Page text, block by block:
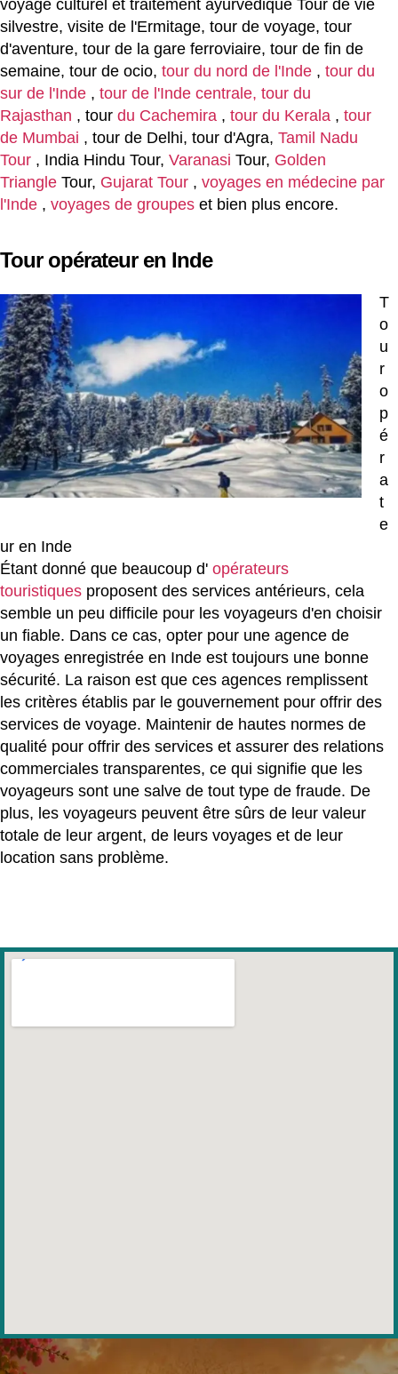
voyage culturel et traitement ayurvédique Tour de vie
silvestre, visite de l'Ermitage, tour de voyage, tour
d'aventure, tour de la gare ferroviaire, tour de fin de
semaine, tour de ocio, tour du nord de l'Inde , tour du
sur de l'Inde , tour de l'Inde centrale, tour du
Rajasthan , tour du Cachemira , tour du Kerala , tour
de Mumbai , tour de Delhi, tour d'Agra, Tamil Nadu
Tour , India Hindu Tour, Varanasi Tour, Golden
Triangle Tour, Gujarat Tour , voyages en médecine par
l'Inde , voyages de groupes et bien plus encore.
Tour opérateur en Inde
T
o
u
r
o
p
é
r
a
t
e
ur en Inde
Étant donné que beaucoup d' opérateurs
touristiques proposent des services antérieurs, cela
semble un peu difficile pour les voyageurs d'en choisir
un fiable. Dans ce cas, opter pour une agence de
voyages enregistrée en Inde est toujours une bonne
sécurité. La raison est que ces agences remplissent
les critères établis par le gouvernement pour offrir des
services de voyage. Maintenir de hautes normes de
qualité pour offrir des services et assurer des relations
commerciales transparentes, ce qui signifie que les
voyageurs sont une salve de tout type de fraude. De
plus, les voyageurs peuvent être sûrs de leur valeur
totale de leur argent, de leurs voyages et de leur
location sans problème.